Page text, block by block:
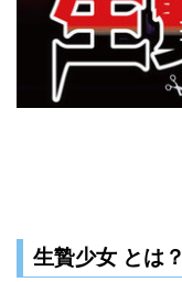
生贄少女 とは？